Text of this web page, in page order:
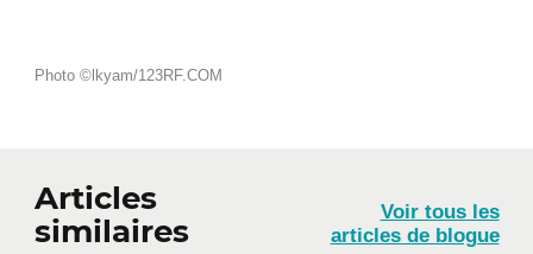
Photo ©lkyam/123RF.COM
Articles
similaires
Voir tous les
articles de blogue